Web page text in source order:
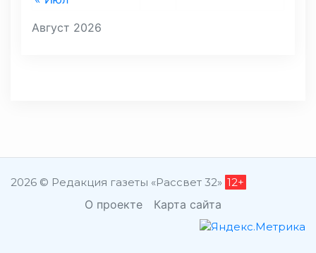
Август 2026
2026 © Редакция газеты «Рассвет 32» 12+
О проекте Карта сайта